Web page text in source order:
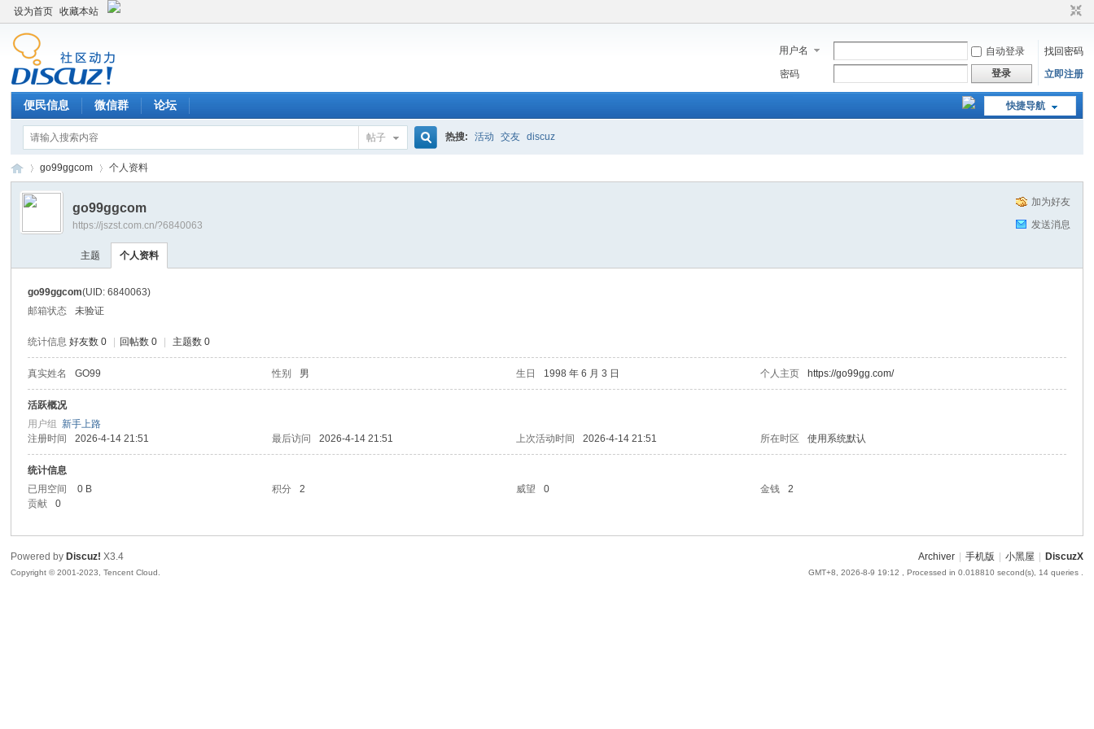
设为首页 收藏本站
用户名 自动登录
找回密码
密码
登录 立即注册
快捷导航
便民信息 微信群 论坛
帖子 热搜: 活动 交友 discuz
uz!
›
go99ggcom 个人资料
加为好友
发送消息
go99ggcom
https://jszst.com.cn/?6840063
主题 个人资料
go99ggcom(UID: 6840063)
邮箱状态
未验证
统计信息 好友数 0 回帖数 0 主题数 0
真实姓名 GO99 性别 男 生日 1998 年 6 月 3 日 个人主页 https://go99gg.com/
活跃概况
用户组新手上路
注册时间
2026-4-14 21:51 最后访问 2026-4-14 21:51 上次活动时间 2026-4-14 21:51 所在时区 使用系统默认
统计信息
已用空间
0 B 积分 2 威望 0 金钱
2
贡献
0
Archiver 手机版 小黑屋 DiscuzX
GMT+8, 2026-8-9 19:12 , Processed in 0.018810 second(s), 14 queries .
Powered by Discuz! X3.4
Copyright © 2001-2023, Tencent Cloud.